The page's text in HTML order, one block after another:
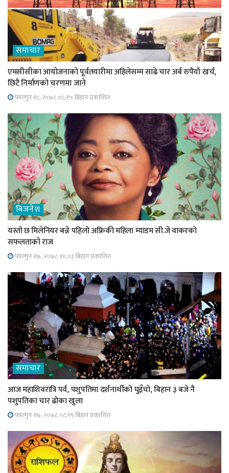
समाचार
एमसीसीका आयोजनाको पूर्वतयारीमा अहिलेसम्म साढे चार अर्ब रुपैयाँ खर्च,
छिटै निर्माणको चरणमा जाने
फाल्गुन १८, २०७८ ०८;१५ बिहान प्रकाशित
बिजनेश
यस्तो छ मिलेनियर बन्ने पहिलो अफ्रिकी महिला म्याडम सी.जे वाकरको
सफलताको राज
फाल्गुन १७, २०७८ १०;०३ बिहान प्रकाशित
समाचार
आज महाशिवरात्रि पर्व, पशुपतिमा दर्शनार्थीको घुइँचो, बिहान ३ बजे नै
पशुपतिका चार ढोका खुला
फाल्गुन १७, २०७८ ०८;२९ बिहान प्रकाशित